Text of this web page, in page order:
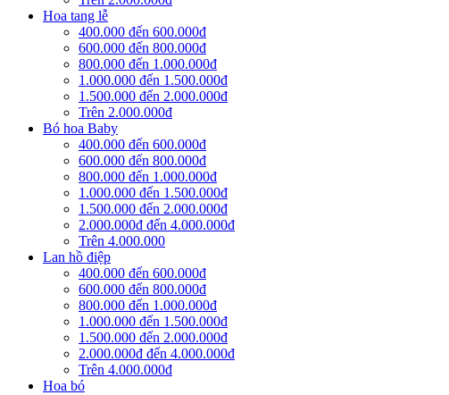
Hoa tang lễ
400.000 đến 600.000đ
600.000 đến 800.000đ
800.000 đến 1.000.000đ
1.000.000 đến 1.500.000đ
1.500.000 đến 2.000.000đ
Trên 2.000.000đ
Bó hoa Baby
400.000 đến 600.000đ
600.000 đến 800.000đ
800.000 đến 1.000.000đ
1.000.000 đến 1.500.000đ
1.500.000 đến 2.000.000đ
2.000.000đ đến 4.000.000đ
Trên 4.000.000
Lan hồ điệp
400.000 đến 600.000đ
600.000 đến 800.000đ
800.000 đến 1.000.000đ
1.000.000 đến 1.500.000đ
1.500.000 đến 2.000.000đ
2.000.000đ đến 4.000.000đ
Trên 4.000.000đ
Hoa bó